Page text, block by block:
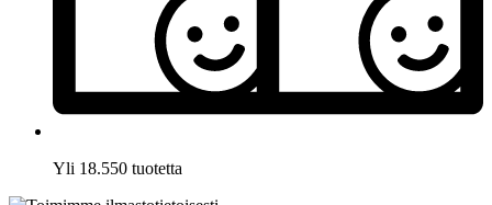
Yli 18.550 tuotetta